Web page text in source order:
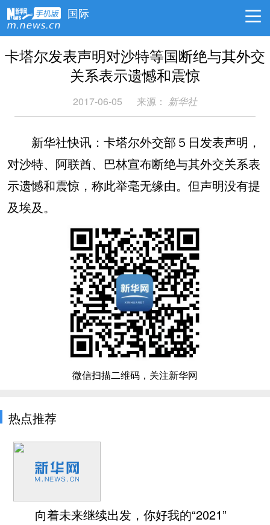
国际
卡塔尔发表声明对沙特等国断绝与其外交
关系表示遗憾和震惊
2017-06-05 来源： 新华社
新华社快讯：卡塔尔外交部５日发表声明，
对沙特、阿联酋、巴林宣布断绝与其外交关系表
示遗憾和震惊，称此举毫无缘由。但声明没有提
及埃及。
微信扫描二维码，关注新华网
热点推荐
向着未来继续出发，你好我的“2021”